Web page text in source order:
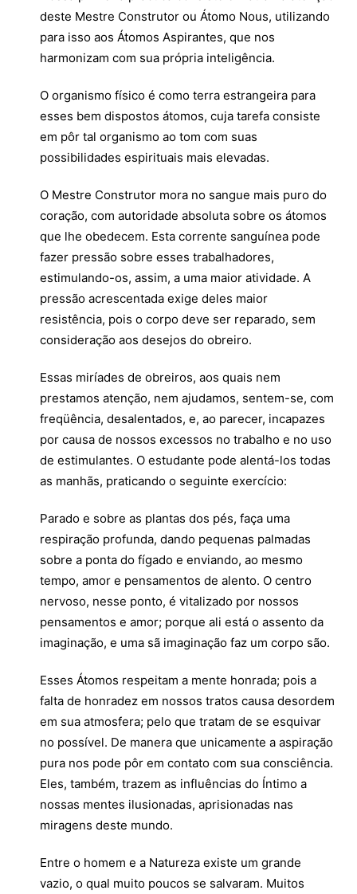
deste Mestre Construtor ou Átomo Nous, utilizando
para isso aos Átomos Aspirantes, que nos
harmonizam com sua própria inteligência.
O organismo físico é como terra estrangeira para
esses bem dispostos átomos, cuja tarefa consiste
em pôr tal organismo ao tom com suas
possibilidades espirituais mais elevadas.
O Mestre Construtor mora no sangue mais puro do
coração, com autoridade absoluta sobre os átomos
que lhe obedecem. Esta corrente sanguínea pode
fazer pressão sobre esses trabalhadores,
estimulando-os, assim, a uma maior atividade. A
pressão acrescentada exige deles maior
resistência, pois o corpo deve ser reparado, sem
consideração aos desejos do obreiro.
Essas miríades de obreiros, aos quais nem
prestamos atenção, nem ajudamos, sentem-se, com
freqüência, desalentados, e, ao parecer, incapazes
por causa de nossos excessos no trabalho e no uso
de estimulantes. O estudante pode alentá-los todas
as manhãs, praticando o seguinte exercício:
Parado e sobre as plantas dos pés, faça uma
respiração profunda, dando pequenas palmadas
sobre a ponta do fígado e enviando, ao mesmo
tempo, amor e pensamentos de alento. O centro
nervoso, nesse ponto, é vitalizado por nossos
pensamentos e amor; porque ali está o assento da
imaginação, e uma sã imaginação faz um corpo são.
Esses Átomos respeitam a mente honrada; pois a
falta de honradez em nossos tratos causa desordem
em sua atmosfera; pelo que tratam de se esquivar
no possível. De manera que unicamente a aspiração
pura nos pode pôr em contato com sua consciência.
Eles, também, trazem as influências do Íntimo a
nossas mentes ilusionadas, aprisionadas nas
miragens deste mundo.
Entre o homem e a Natureza existe um grande
vazio, o qual muito poucos se salvaram. Muitos